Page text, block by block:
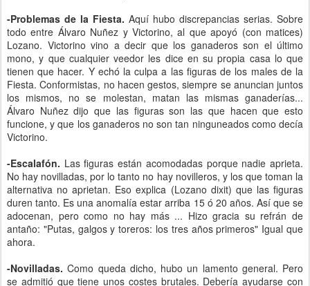
-Problemas de la Fiesta. Aquí hubo discrepancias serias. Sobre
todo entre Álvaro Nuñez y Victorino, al que apoyó (con matices)
Lozano. Victorino vino a decir que los ganaderos son el último
mono, y que cualquier veedor les dice en su propia casa lo que
tienen que hacer. Y echó la culpa a las figuras de los males de la
Fiesta. Conformistas, no hacen gestos, siempre se anuncian juntos
los mismos, no se molestan, matan las mismas ganaderías...
Álvaro Nuñez dijo que las figuras son las que hacen que esto
funcione, y que los ganaderos no son tan ninguneados como decía
Victorino.
-Escalafón. Las figuras están acomodadas porque nadie aprieta.
No hay novilladas, por lo tanto no hay novilleros, y los que toman la
alternativa no aprietan. Eso explica (Lozano dixit) que las figuras
duren tanto. Es una anomalía estar arriba 15 ó 20 años. Así que se
adocenan, pero como no hay más ... Hizo gracia su refrán de
antaño: "Putas, galgos y toreros: los tres años primeros" Igual que
ahora.
-Novilladas. Como queda dicho, hubo un lamento general. Pero
se admitió que tiene unos costes brutales. Debería ayudarse con